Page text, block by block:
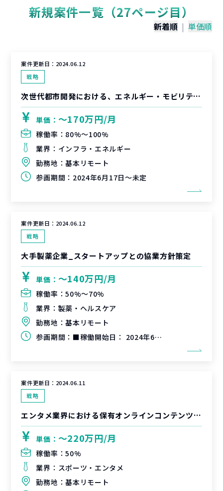
新規案件一覧（27ページ目）
新着順 | 単価順
案件更新日： 2024.06.12
戦略
次世代都市開発における、エネルギー・モビリティー事業などへの利活用検討支援
単価： 〜170万円/月
稼働率： 80%〜100%
業界： インフラ・エネルギー
勤務地：基本リモート
参画期間： 2024年6月17日～未定
案件更新日： 2024.06.12
戦略
大手製薬企業_スタートアップとの協業方針策定
単価： 〜140万円/月
稼働率：50%〜70%
業界： 製薬・ヘルスケア
勤務地：基本リモート
参画期間： ■稼働開始日： 2024年6月下旬～7月上旬 ■稼働終了日： 2024年8月末
案件更新日： 2024.06.11
戦略
エンタメ業界における保有オンラインコンテンツの全体像整理
単価： 〜220万円/月
稼働率：50%
業界： スポーツ・エンタメ
勤務地：基本リモート